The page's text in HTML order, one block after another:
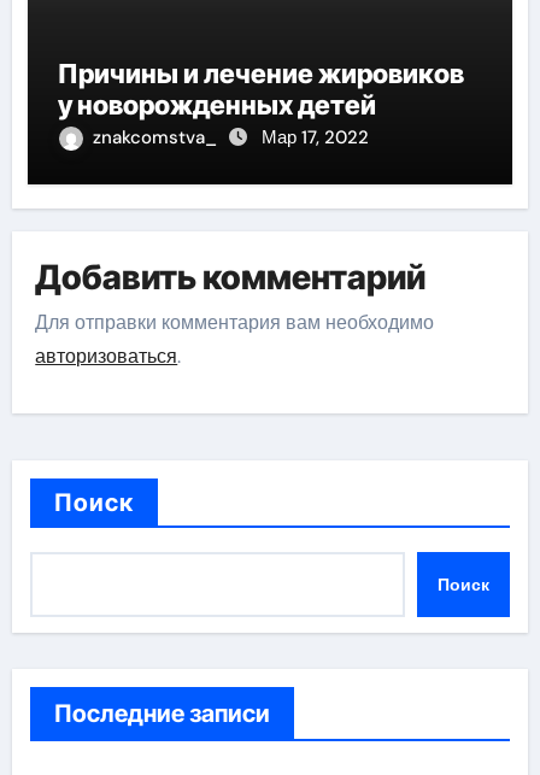
Причины и лечение жировиков
у новорожденных детей
znakcomstva_ Мар 17, 2022
Добавить комментарий
Для отправки комментария вам необходимо
авторизоваться.
Поиск
Поиск
Последние записи